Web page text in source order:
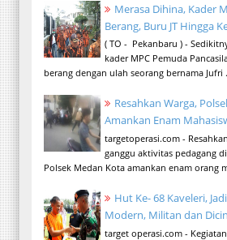
Merasa Dihina, Kader
Berang, Buru JT Hingga
( TO - Pekanbaru ) -
kader MPC Pemuda
berang dengan ulah seorang bernama Jufri
Resahkan Warga,
Amankan Enam
targetoperasi.com -
ganggu aktivitas pedagang
Polsek Medan Kota amankan enam orang
Hut Ke- 68 Kaveleri,
Modern, Militan dan
target operasi.com -